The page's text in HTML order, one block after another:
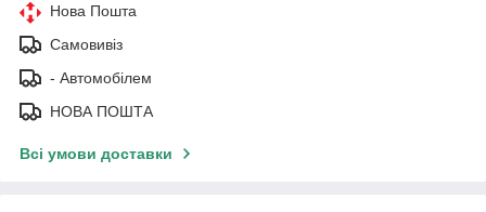
Нова Пошта
Самовивіз
- Автомобілем
НОВА ПОШТА
Всі умови доставки